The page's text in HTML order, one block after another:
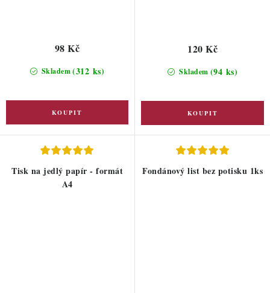
Skladem(312 ks)
98 Kč
Skladem (94 ks)
120 Kč
Tisk na jedlý papír - formát
A4
Fondánový list bez potisku 1ks